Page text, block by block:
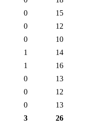
0
15
0
12
0
10
1
14
1
16
0
13
0
12
0
13
3
26